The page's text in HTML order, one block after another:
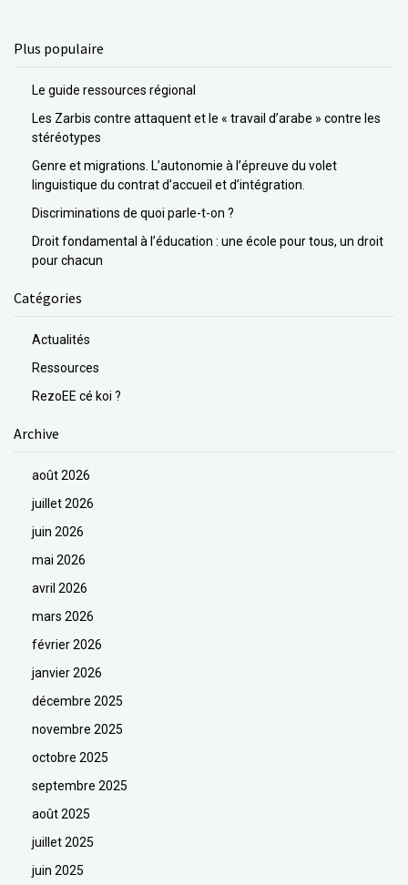
Plus populaire
Le guide ressources régional
Les Zarbis contre attaquent et le « travail d’arabe » contre les
stéréotypes
Genre et migrations. L’autonomie à l’épreuve du volet
linguistique du contrat d’accueil et d’intégration.
Discriminations de quoi parle-t-on ?
Droit fondamental à l’éducation : une école pour tous, un droit
pour chacun
Catégories
Actualités
Ressources
RezoEE cé koi ?
Archive
août 2026
juillet 2026
juin 2026
mai 2026
avril 2026
mars 2026
février 2026
janvier 2026
décembre 2025
novembre 2025
octobre 2025
septembre 2025
août 2025
juillet 2025
juin 2025